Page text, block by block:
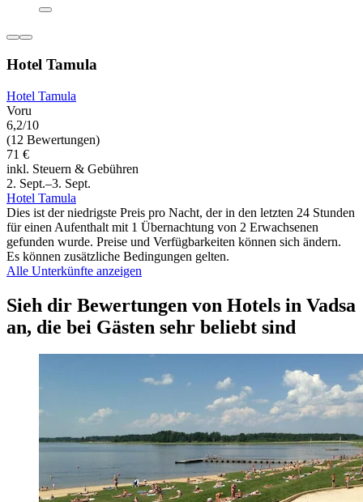
Hotel Tamula
Hotel Tamula
Voru
6,2/10
(12 Bewertungen)
71 €
inkl. Steuern & Gebühren
2. Sept.–3. Sept.
Hotel Tamula
Dies ist der niedrigste Preis pro Nacht, der in den letzten 24 Stunden
für einen Aufenthalt mit 1 Übernachtung von 2 Erwachsenen
gefunden wurde. Preise und Verfügbarkeiten können sich ändern.
Es können zusätzliche Bedingungen gelten.
Alle Unterkünfte anzeigen
Sieh dir Bewertungen von Hotels in Vadsa
an, die bei Gästen sehr beliebt sind